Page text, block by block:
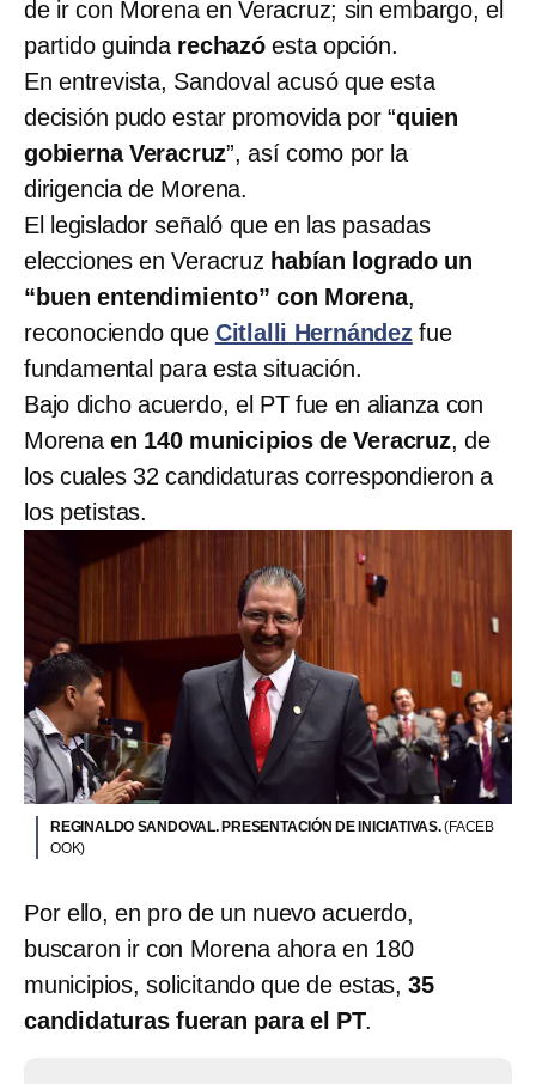
de ir con Morena en Veracruz; sin embargo, el
partido guinda rechazóesta opción.
En entrevista, Sandoval acusó que esta
decisión pudo estar promovida por “quien
gobierna Veracruz”, así como por la
dirigencia de Morena.
El legislador señaló que en las pasadas
elecciones en Veracruz habían logrado un
“buen entendimiento” con Morena,
reconociendo que Citlalli Hernándezfue
fundamental para esta situación.
Bajo dicho acuerdo, el PT fue en alianza con
Morenaen 140 municipios de Veracruz, de
los cuales 32 candidaturas correspondieron a
los petistas.
REGINALDO SANDOVAL. PRESENTACIÓN DE INICIATIVAS.(FACEB
OOK)
Por ello, en pro de un nuevo acuerdo,
buscaron ir con Morena ahora en 180
municipios, solicitando que de estas,35
candidaturas fueran para el PT.